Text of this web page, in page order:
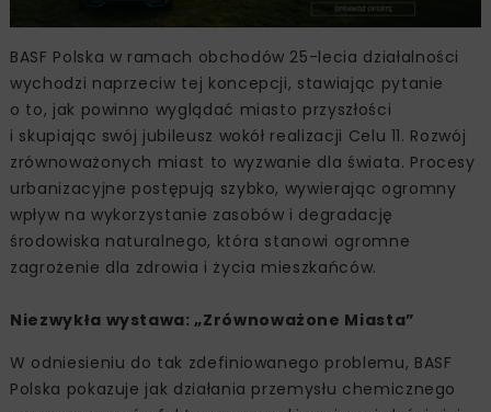
BASF Polska w ramach obchodów 25-lecia działalności
wychodzi naprzeciw tej koncepcji, stawiając pytanie
o to, jak powinno wyglądać miasto przyszłości
i skupiając swój jubileusz wokół realizacji Celu 11. Rozwój
zrównoważonych miast to wyzwanie dla świata. Procesy
urbanizacyjne postępują szybko, wywierając ogromny
wpływ na wykorzystanie zasobów i degradację
środowiska naturalnego, która stanowi ogromne
zagrożenie dla zdrowia i życia mieszkańców.
Niezwykła wystawa: „Zrównoważone Miasta”
W odniesieniu do tak zdefiniowanego problemu, BASF
Polska pokazuje jak działania przemysłu chemicznego